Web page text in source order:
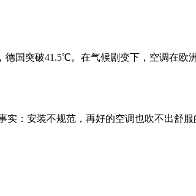
国突破41.5℃。在气候剧变下，空调在
：安装不规范，再好的空调也吹不出舒